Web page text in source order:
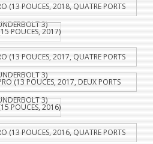
(13 POUCES, 2018, QUATRE PORTS
3)
POUCES, 2017)
(13 POUCES, 2017, QUATRE PORTS
3)
(13 POUCES, 2017, DEUX PORTS
3)
POUCES, 2016)
(13 POUCES, 2016, QUATRE PORTS